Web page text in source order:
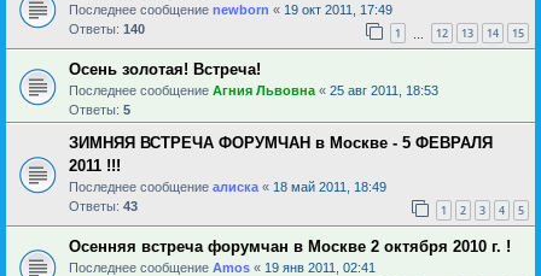
Последнее сообщение newborn « 19 окт 2011, 17:49
Ответы: 140 1 12 13 14 15
Осень золотая! Встреча!
Последнее сообщение Агния Львовна « 25 авг 2011, 18:53
Ответы: 5
ЗИМНЯЯ ВСТРЕЧА ФОРУМЧАН в Москве - 5 ФЕВРАЛЯ
2011 !!!
Последнее сообщение алиска « 18 май 2011, 18:49
Ответы: 43 1 2 3 4 5
Осенняя встреча форумчан в Москве 2 октября 2010 г. !
Последнее сообщение Amos « 19 янв 2011, 02:41